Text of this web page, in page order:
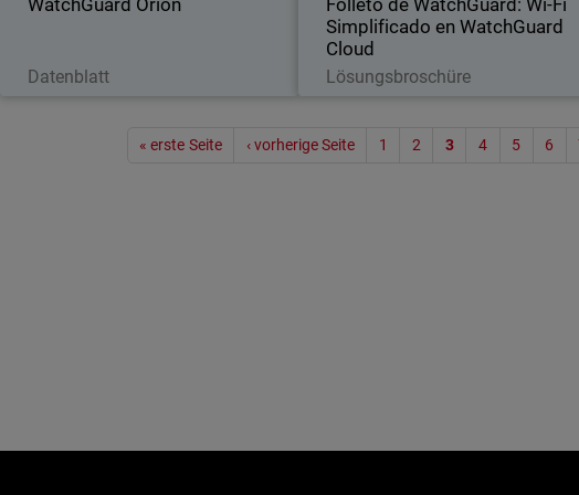
WatchGuard Orion
Datenblatt
Folleto de WatchGuard: Wi-Fi
Simplificado en WatchGuard
Cloud
Lösungsbroschüre
administración centralizada en…
Jetzt herunterladen
« erste Seite ‹ vorherige Seite 1 2 3 4 5 6